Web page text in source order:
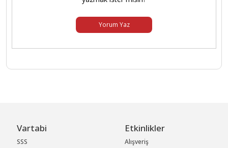
Yorum Yaz
Vartabi
SSS
Etkinlikler
Alışveriş